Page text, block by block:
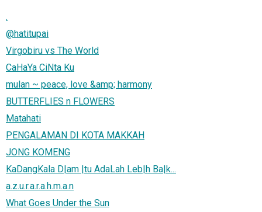
.
@hatitupai
Virgobiru vs The World
CaHaYa CiNta Ku
mulan ~ peace, love &amp; harmony
BUTTERFLIES n FLOWERS
Matahati
PENGALAMAN DI KOTA MAKKAH
JONG KOMENG
KaDangKala D|am |tu AdaLah Leb|h Ba|k...
a.z.u.r.a.r.a.h.m.a.n
What Goes Under the Sun